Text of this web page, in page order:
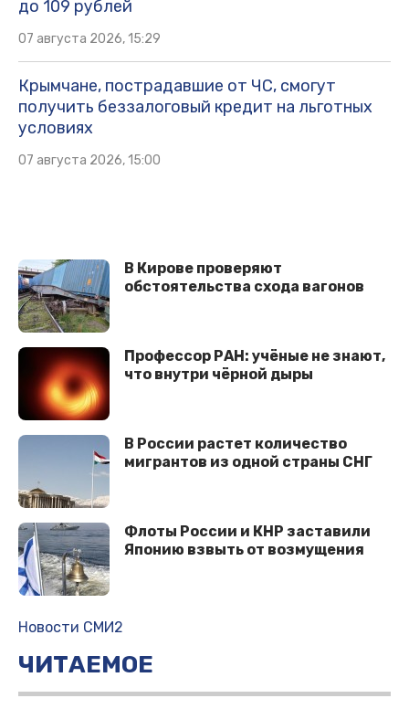
до 109 рублей
07 августа 2026, 15:29
Крымчане, пострадавшие от ЧС, смогут
получить беззалоговый кредит на льготных
условиях
07 августа 2026, 15:00
В Кирове проверяют
обстоятельства схода вагонов
Профессор РАН: учёные не знают,
что внутри чёрной дыры
В России растет количество
мигрантов из одной страны СНГ
Флоты России и КНР заставили
Японию взвыть от возмущения
Новости СМИ2
ЧИТАЕМОЕ